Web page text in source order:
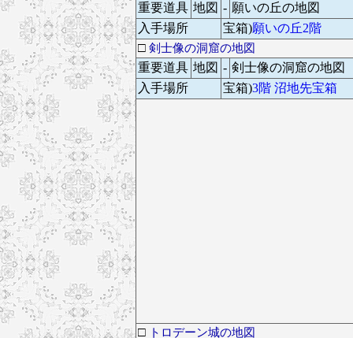
重要道具 地図 - 願いの丘の地図
入手場所
宝箱)願いの丘2階
□ 剣士像の洞窟の地図
重要道具 地図 - 剣士像の洞窟の地図
入手場所
宝箱)3階 沼地先宝箱
□ トロデーン城の地図